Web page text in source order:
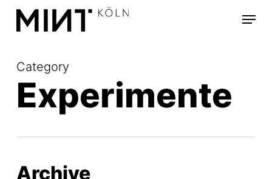
Menu
Category
Experimente
Archive